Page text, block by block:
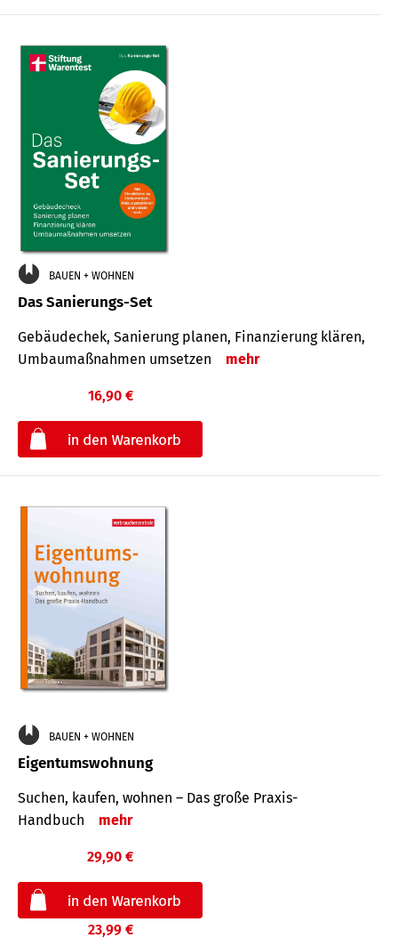
BAUEN + WOHNEN
Das Sanierungs-Set
Gebäudechek, Sanierung planen, Finanzierung klären,
Umbaumaßnahmen umsetzen
mehr
16,90 €
BAUEN + WOHNEN
Eigentumswohnung
Suchen, kaufen, wohnen – Das große Praxis-
Handbuch
mehr
29,90 €
23,99 €